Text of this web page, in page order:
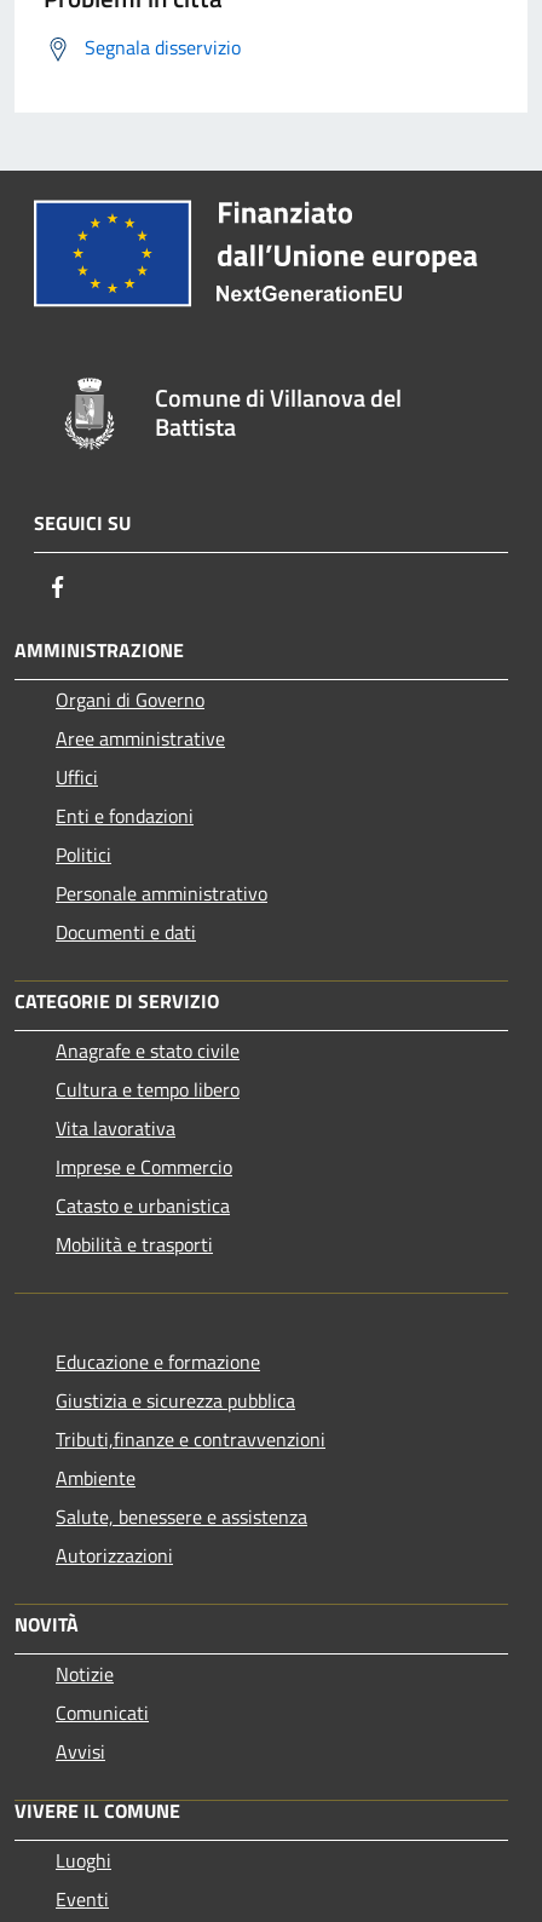
Segnala disservizio
Comune di Villanova del
Battista
SEGUICI SU
AMMINISTRAZIONE
Organi di Governo
Aree amministrative
Uffici
Enti e fondazioni
Politici
Personale amministrativo
Documenti e dati
CATEGORIE DI SERVIZIO
Anagrafe e stato civile
Cultura e tempo libero
Vita lavorativa
Imprese e Commercio
Catasto e urbanistica
Mobilità e trasporti
Educazione e formazione
Giustizia e sicurezza pubblica
Tributi,finanze e contravvenzioni
Ambiente
Salute, benessere e assistenza
Autorizzazioni
NOVITÀ
Notizie
Comunicati
Avvisi
VIVERE IL COMUNE
Luoghi
Eventi